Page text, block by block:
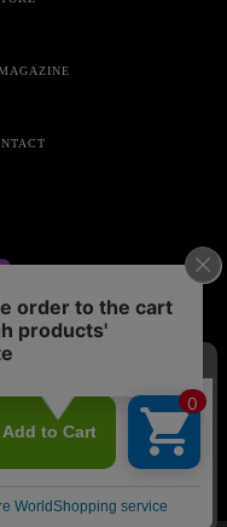
reserved.